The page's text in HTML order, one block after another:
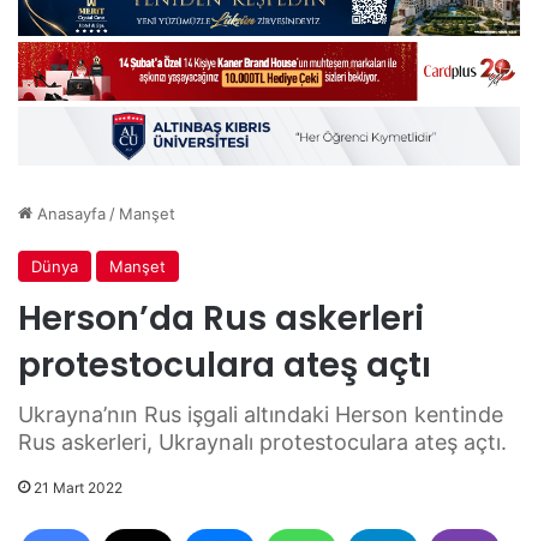
Anasayfa / Manşet
Dünya Manşet
Herson’da Rus askerleri
protestoculara ateş açtı
Ukrayna’nın Rus işgali altındaki Herson kentinde
Rus askerleri, Ukraynalı protestoculara ateş açtı.
21 Mart 2022